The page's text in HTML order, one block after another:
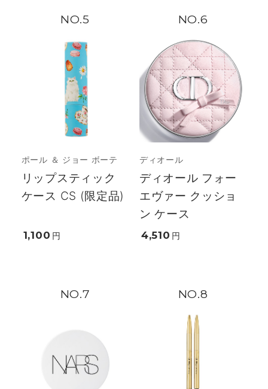
5
ポール ＆ ジョー ボーテ
リップスティック
ケース CS (限定品)
1,100 円
6
ディオール
ディオール フォー
エヴァー クッショ
ン ケース
4,510 円
7 8